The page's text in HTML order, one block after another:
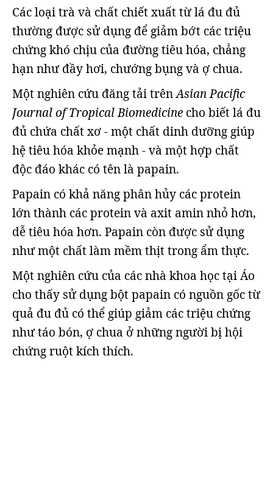
Các loại trà và chất chiết xuất từ lá đu đủ
thường được sử dụng để giảm bớt các triệu
chứng khó chịu của đường tiêu hóa, chẳng
hạn như đầy hơi, chướng bụng và ợ chua.
Một nghiên cứu đăng tải trênAsian Pacific
Journal of Tropical Biomedicine cho biết lá đu
đủ chứa chất xơ - một chất dinh dưỡng giúp
hệ tiêu hóa khỏe mạnh - và một hợp chất
độc đáo khác có tên là papain.
Papain có khả năng phân hủy các protein
lớn thành các protein và axit amin nhỏ hơn,
dễ tiêu hóa hơn. Papain còn được sử dụng
như một chất làm mềm thịt trong ẩm thực.
Một nghiên cứu của các nhà khoa học tại Áo
cho thấy sử dụng bột papain có nguồn gốc từ
quả đu đủ có thể giúp giảm các triệu chứng
như táo bón, ợ chua ở những người bị hội
chứng ruột kích thích.